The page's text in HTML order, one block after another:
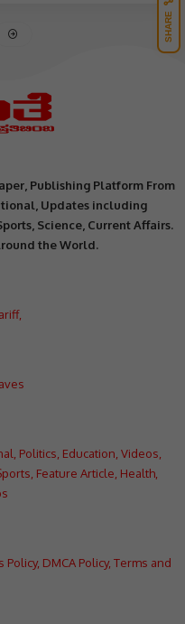
Publishing Platform From
Updates including
Science, Current Affairs.
the World.
,
, Politics, Education, Videos,
, Feature Article, Health,
Policy, DMCA Policy, Terms and
SHARE